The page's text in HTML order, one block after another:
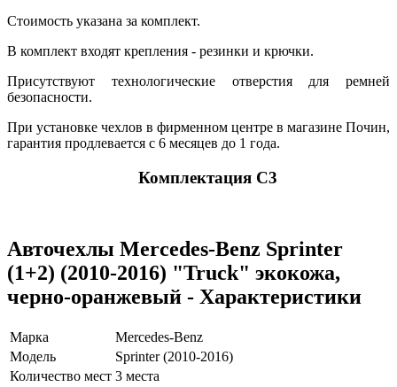
Стоимость указана за комплект.
В комплект входят крепления - резинки и крючки.
Присутствуют технологические отверстия для ремней
безопасности.
При установке чехлов в фирменном центре в магазине Почин,
гарантия продлевается с 6 месяцев до 1 года.
Комплектация C3
Авточехлы Mercedes-Benz Sprinter
(1+2) (2010-2016) "Truck" экокожа,
черно-оранжевый - Характеристики
Марка
Mercedes-Benz
Модель
Sprinter (2010-2016)
Количество мест 3 места